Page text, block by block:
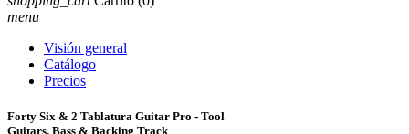
menu
Visión general
Catálogo
Precios
Forty Six & 2 Tablatura Guitar Pro - Tool
Guitars, Bass & Backing Track